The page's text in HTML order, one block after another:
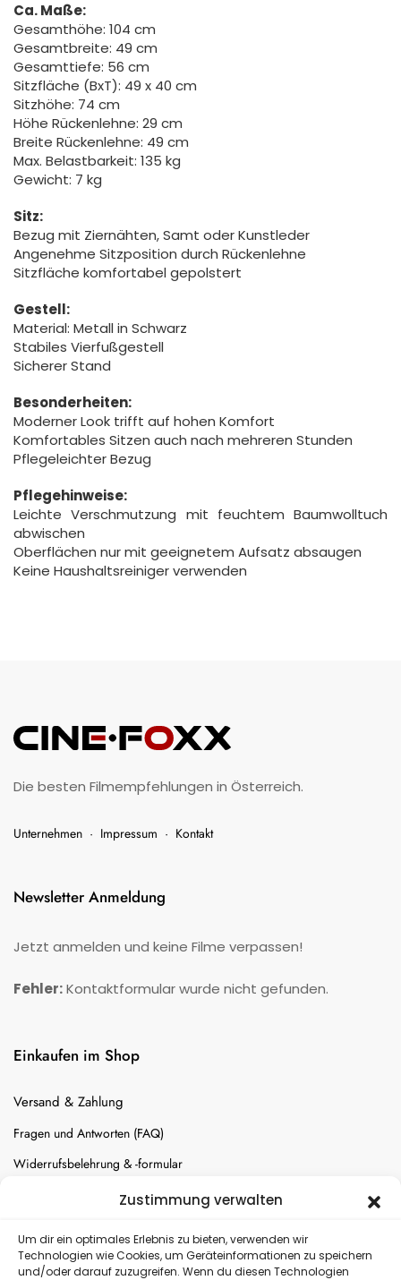
Zustimmung verwalten
Um dir ein optimales Erlebnis zu bieten, verwenden wir
Technologien wie Cookies, um Geräteinformationen zu speichern
und/oder darauf zuzugreifen. Wenn du diesen Technologien
Ca. Maße:
Gesamthöhe: 104 cm
Gesamtbreite: 49 cm
Gesamttiefe: 56 cm
Sitzfläche (BxT): 49 x 40 cm
Sitzhöhe: 74 cm
Höhe Rückenlehne: 29 cm
Breite Rückenlehne: 49 cm
Max. Belastbarkeit: 135 kg
Gewicht: 7 kg
Sitz:
Bezug mit Ziernähten, Samt oder Kunstleder
Angenehme Sitzposition durch Rückenlehne
Sitzfläche komfortabel gepolstert
Gestell:
Material: Metall in Schwarz
Stabiles Vierfußgestell
Sicherer Stand
Besonderheiten:
Moderner Look trifft auf hohen Komfort
Komfortables Sitzen auch nach mehreren Stunden
Pflegeleichter Bezug
Pflegehinweise:
Leichte Verschmutzung mit feuchtem Baumwolltuch
abwischen
Oberflächen nur mit geeignetem Aufsatz absaugen
Keine Haushaltsreiniger verwenden
Die besten Filmempfehlungen in Österreich.
Unternehmen · Impressum · Kontakt
Newsletter Anmeldung
Jetzt anmelden und keine Filme verpassen!
Fehler:Kontaktformular wurde nicht gefunden.
Einkaufen im Shop
Versand & Zahlung
Fragen und Antworten (FAQ)
Widerrufsbelehrung & -formular
Batterien-Entsorgung